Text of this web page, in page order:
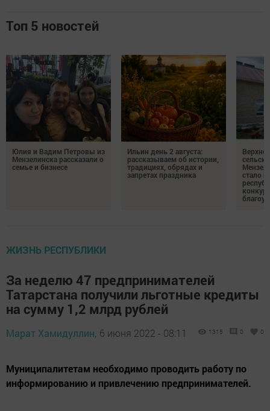
Топ 5 новостей
Юлия и Вадим Петровы из
Мензелинска рассказали о
семье и бизнесе
Ильин день 2 августа:
рассказываем об истории,
традициях, обрядах и
запретах праздника
стало
ЖИЗНЬ РЕСПУБЛИКИ
За неделю 47 предпринимателей
Татарстана получили льготные кредиты
на сумму 1,2 млрд рублей
Марат Хамидуллин, 6 июня 2022 - 08:11 1315 0 0
Муниципалитетам необходимо проводить работу по
информированию и привлечению предпринимателей.